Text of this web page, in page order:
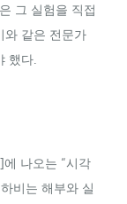
그 실험을 직접
와 같은 전문가
했다.
나오는 “시각
비는 해부와 실